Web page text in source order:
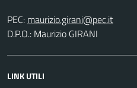
PEC:
D.P.O.: Maurizio GIRANI
LINK UTILI